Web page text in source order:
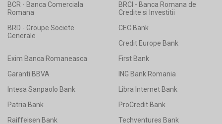
BCR - Banca Comerciala
Romana
BRCI - Banca Romana de
Credite si Investitii
BRD - Groupe Societe
Generale
CEC Bank
Credit Europe Bank
Exim Banca Romaneasca
First Bank
Garanti BBVA
ING Bank Romania
Intesa Sanpaolo Bank
Libra Internet Bank
Patria Bank
ProCredit Bank
Raiffeisen Bank
Techventures Bank